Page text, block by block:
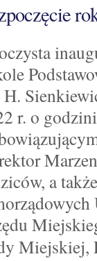
r. o
a
Miejskiej,